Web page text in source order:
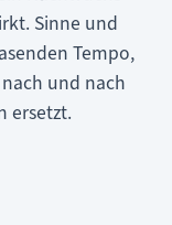
Sinne und
Tempo,
und nach
ersetzt.